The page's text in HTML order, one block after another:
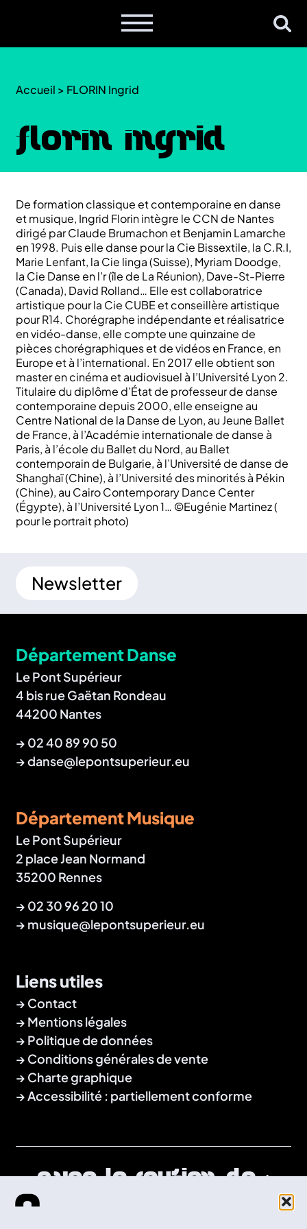
Accueil > FLORIN Ingrid
FLORIN Ingrid
De formation classique et contemporaine en danse
et musique, Ingrid Florin intègre le CCN de Nantes
dirigé par Claude Brumachon et Benjamin Lamarche
en 1998. Puis elle danse pour la Cie Bissextile, la C.R.I,
Marie Lenfant, la Cie linga (Suisse), Myriam Doodge,
la Cie Danse en l’r (île de La Réunion), Dave-St-Pierre
(Canada), David Rolland… Elle est collaboratrice
artistique pour la Cie CUBE et conseillère artistique
pour R14. Chorégraphe indépendante et réalisatrice
en vidéo-danse, elle compte une quinzaine de
pièces chorégraphiques et de vidéos en France, en
Europe et à l’international. En 2017 elle obtient son
master en cinéma et audiovisuel à l’Université Lyon 2.
Titulaire du diplôme d’État de professeur de danse
contemporaine depuis 2000, elle enseigne au
Centre National de la Danse de Lyon, au Jeune Ballet
de France, à l’Académie internationale de danse à
Paris, à l’école du Ballet du Nord, au Ballet
contemporain de Bulgarie, à l’Université de danse de
Shanghaï (Chine), à l’Université des minorités à Pékin
(Chine), au Cairo Contemporary Dance Center
(Égypte), à l’Université Lyon 1… ©Eugénie Martinez (
pour le portrait photo)
Newsletter
Département Danse
Le Pont Supérieur
4 bis rue Gaëtan Rondeau
44200 Nantes
→ 02 40 89 90 50
→danse@lepontsuperieur.eu
Département Musique
Le Pont Supérieur
2 place Jean Normand
35200 Rennes
→ 02 30 96 20 10
→ musique@lepontsuperieur.eu
Liens utiles
Contact
Mentions légales
Politique de données
Conditions générales de vente
Charte graphique
Accessibilité : partiellement conforme
Avec le soutien de :